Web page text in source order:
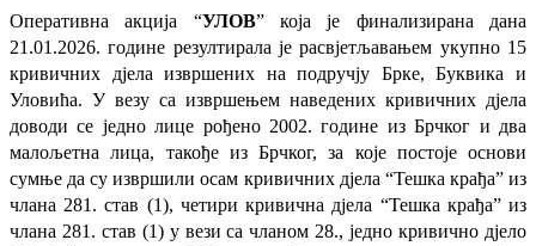
Оперативна акција “УЛОВ” која је финализирана дана
21.01.2026. године резултирала је расвјетљавањем укупно 15
кривичних дјела извршених на подручју Брке, Буквика и
Уловића. У везу са извршењем наведених кривичних дјела
доводи се једно лице рођено 2002. године из Брчког и два
малољетна лица, такође из Брчког, за које постоје основи
сумње да су извршили осам кривичних дјела “Тешка крађа” из
члана 281. став (1), четири кривична дјела “Тешка крађа” из
члана 281. став (1) у вези са чланом 28., једно кривично дјело